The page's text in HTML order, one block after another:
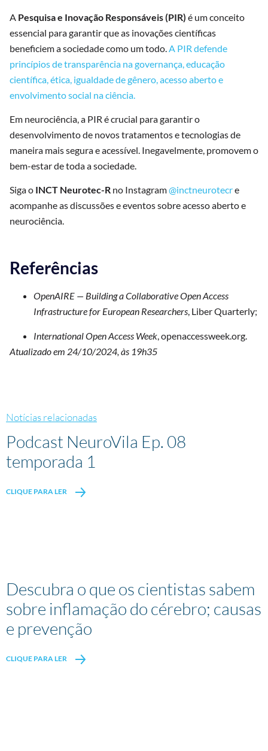
A Pesquisa e Inovação Responsáveis (PIR) é um conceito
essencial para garantir que as inovações científicas
beneficiem a sociedade como um todo. A PIR defende
princípios de transparência na governança, educação
científica, ética, igualdade de gênero, acesso aberto e
envolvimento social na ciência.
Em neurociência, a PIR é crucial para garantir o
desenvolvimento de novos tratamentos e tecnologias de
maneira mais segura e acessível. Inegavelmente, promovem o
bem-estar de toda a sociedade.
Siga o INCT Neurotec-R no Instagram@inctneurotecre
acompanhe as discussões e eventos sobre acesso aberto e
neurociência.
Referências
OpenAIRE — Building a Collaborative Open Access
Infrastructure for European Researchers, Liber Quarterly;
International Open Access Week, openaccessweek.org.
Atualizado em 24/10/2024, às 19h35
Notícias relacionadas
Podcast NeuroVila Ep. 08
temporada 1
CLIQUE PARA LER
Descubra o que os cientistas sabem
sobre inflamação do cérebro; causas
e prevenção
CLIQUE PARA LER